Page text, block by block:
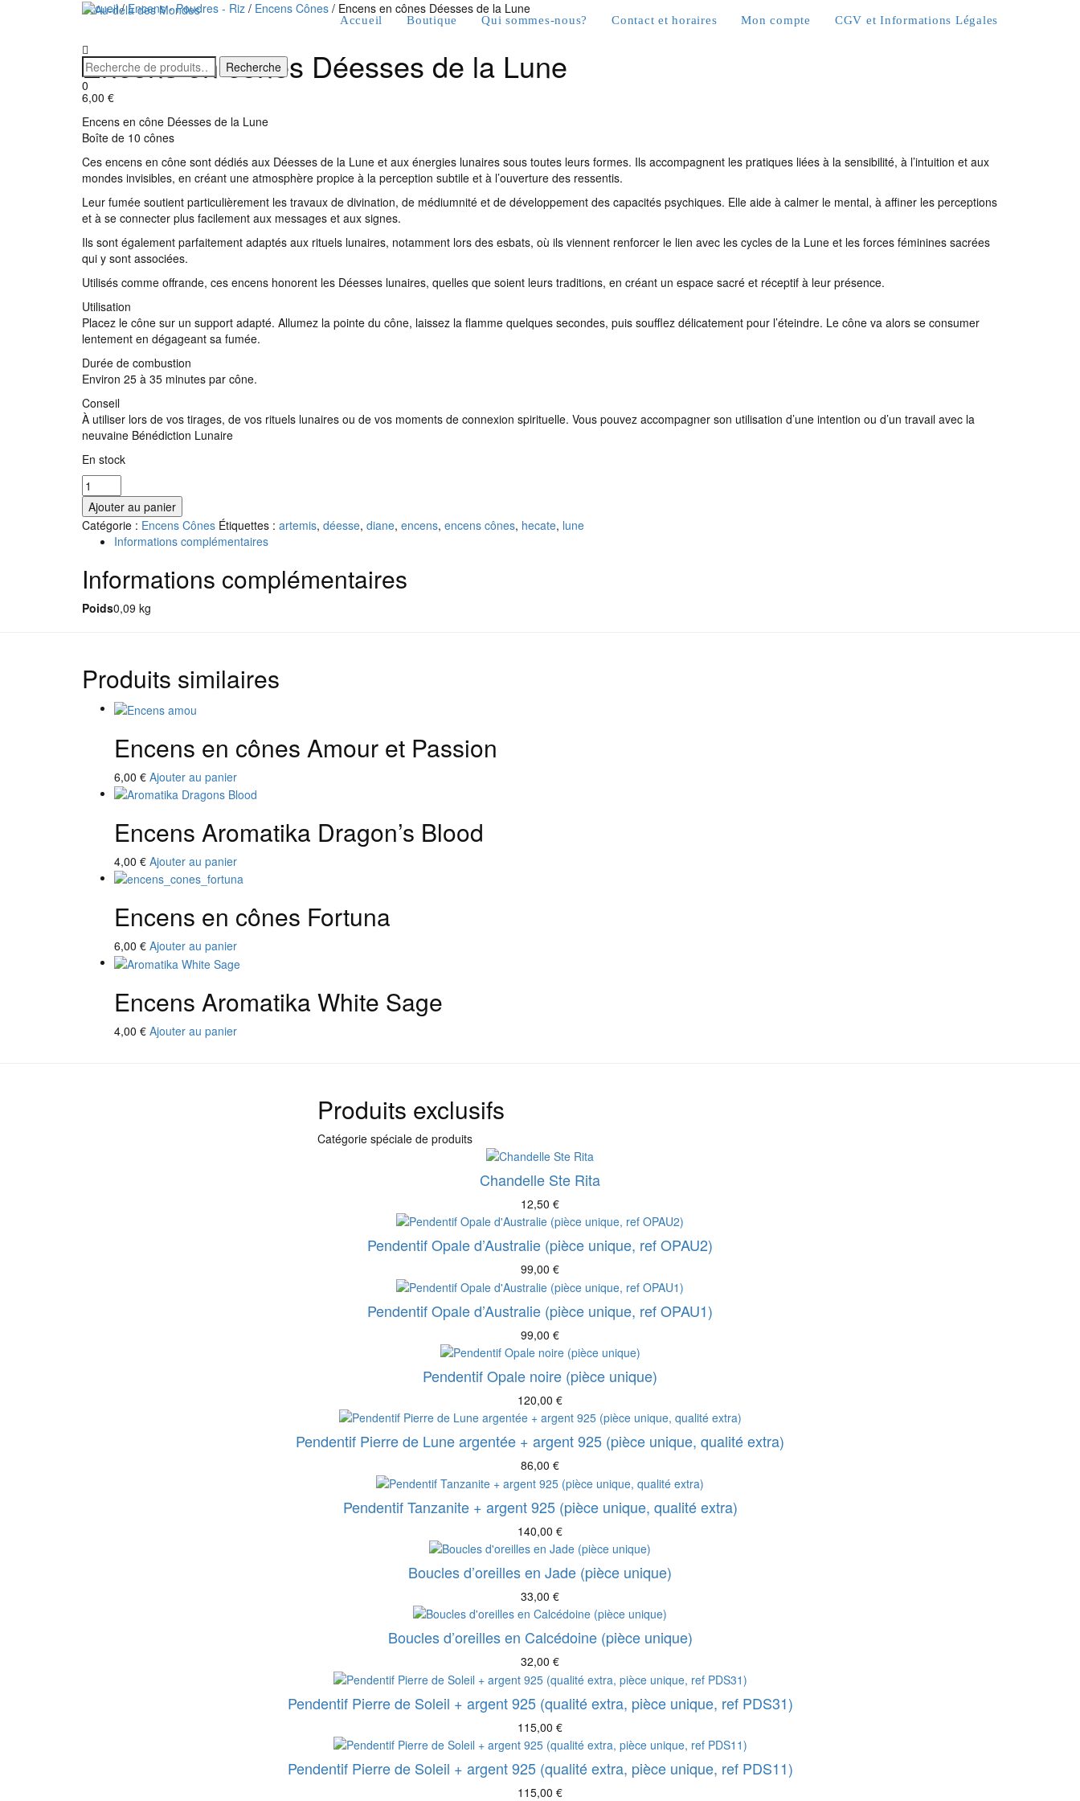
Accueil Boutique Qui sommes-nous? Contact et horaires Mon compte CGV et Informations Légales
0
Accueil/Encens - Poudres - Riz / Encens Cônes / Encens en cônes Déesses de la Lune
Encens en cônes Déesses de la Lune
6,00 €
Encens en cône Déesses de la Lune
Boîte de 10 cônes
Ces encens en cône sont dédiés aux Déesses de la Lune et aux énergies lunaires sous toutes leurs formes. Ils accompagnent les pratiques liées à la sensibilité, à l’intuition et aux
mondes invisibles, en créant une atmosphère propice à la perception subtile et à l’ouverture des ressentis.
Leur fumée soutient particulièrement les travaux de divination, de médiumnité et de développement des capacités psychiques. Elle aide à calmer le mental, à affiner les perceptions
et à se connecter plus facilement aux messages et aux signes.
Ils sont également parfaitement adaptés aux rituels lunaires, notamment lors des esbats, où ils viennent renforcer le lien avec les cycles de la Lune et les forces féminines sacrées
qui y sont associées.
Utilisés comme offrande, ces encens honorent les Déesses lunaires, quelles que soient leurs traditions, en créant un espace sacré et réceptif à leur présence.
Utilisation
Placez le cône sur un support adapté. Allumez la pointe du cône, laissez la flamme quelques secondes, puis soufflez délicatement pour l’éteindre. Le cône va alors se consumer
lentement en dégageant sa fumée.
Durée de combustion
Environ 25 à 35 minutes par cône.
Conseil
À utiliser lors de vos tirages, de vos rituels lunaires ou de vos moments de connexion spirituelle. Vous pouvez accompagner son utilisation d’une intention ou d’un travail avec la
neuvaine Bénédiction Lunaire
En stock
quantité
de
Encens
en
cônes
de
Lune
Ajouter au panier
Catégorie : Encens Cônes Étiquettes : artemis, déesse, diane, encens, encens cônes, hecate, lune
Informations complémentaires
Informations complémentaires
Poids0,09 kg
Produits similaires
Encens en cônes Amour et Passion
6,00 € Ajouter au panier
Encens Aromatika Dragon’s Blood
4,00 € Ajouter au panier
Encens en cônes Fortuna
6,00 € Ajouter au panier
Encens Aromatika White Sage
4,00 € Ajouter au panier
Produits exclusifs
Catégorie spéciale de produits
Chandelle Ste Rita
12,50 €
Pendentif Opale d’Australie (pièce unique, ref OPAU2)
99,00 €
Pendentif Opale d’Australie (pièce unique, ref OPAU1)
99,00 €
Pendentif Opale noire (pièce unique)
120,00 €
Pendentif Pierre de Lune argentée + argent 925 (pièce unique, qualité extra)
86,00 €
Pendentif Tanzanite + argent 925 (pièce unique, qualité extra)
140,00 €
Boucles d’oreilles en Jade (pièce unique)
33,00 €
Boucles d’oreilles en Calcédoine (pièce unique)
32,00 €
Pendentif Pierre de Soleil + argent 925 (qualité extra, pièce unique, ref PDS31)
115,00 €
Pendentif Pierre de Soleil + argent 925 (qualité extra, pièce unique, ref PDS11)
115,00 €